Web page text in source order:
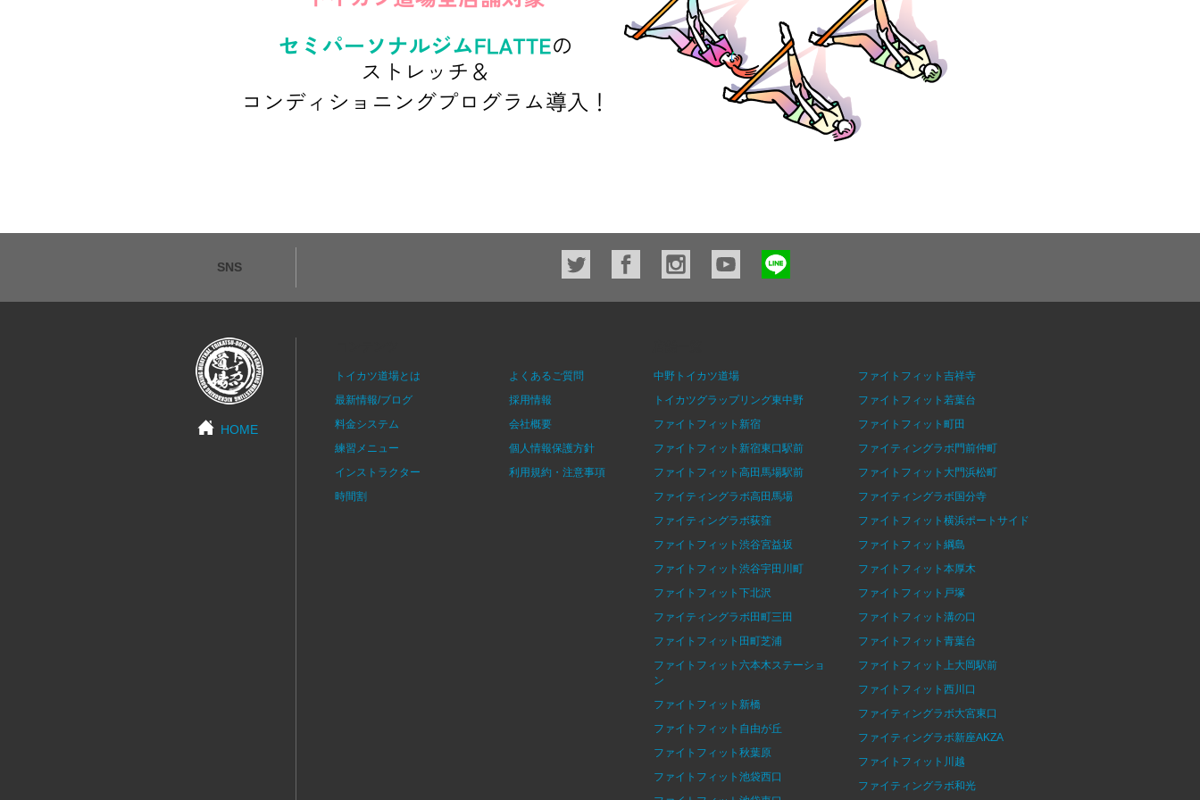
SNS
HOME
トイカツ道場とは
最新情報/ブログ
料金システム
練習メニュー
インストラクター
時間割
よくあるご質問
採用情報
会社概要
個人情報保護方針
利用規約・注意事項
中野トイカツ道場
トイカツグラップリング東中野
ファイトフィット新宿
ファイトフィット新宿東口駅前
ファイトフィット高田馬場駅前
ファイティングラボ高田馬場
ファイティングラボ荻窪
ファイトフィット渋谷宮益坂
ファイトフィット渋谷宇田川町
ファイトフィット下北沢
ファイティングラボ田町三田
ファイトフィット田町芝浦
ファイトフィット六本木ステーショ
ン
ファイトフィット新橋
ファイトフィット自由が丘
ファイトフィット秋葉原
ファイトフィット池袋西口
ファイトフィット吉祥寺
ファイトフィット若葉台
ファイトフィット町田
ファイティングラボ門前仲町
ファイトフィット大門浜松町
ファイティングラボ国分寺
ファイトフィット横浜ポートサイド
ファイトフィット綱島
ファイトフィット本厚木
ファイトフィット戸塚
ファイトフィット溝の口
ファイトフィット青葉台
ファイトフィット上大岡駅前
ファイトフィット西川口
ファイティングラボ大宮東口
ファイティングラボ新座AKZA
ファイトフィット川越
ファイティングラボ和光